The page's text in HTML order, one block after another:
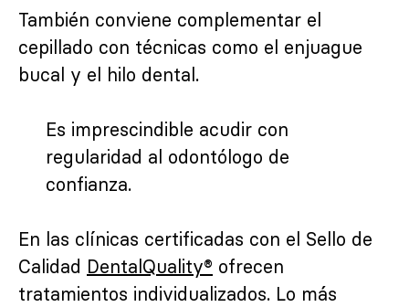
También conviene complementar el
cepillado con técnicas como el enjuague
bucal y el hilo dental.
Es imprescindible acudir con
regularidad al odontólogo de
confianza.
En las clínicas certificadas con el Sello de
Calidad DentalQuality® ofrecen
tratamientos individualizados. Lo más